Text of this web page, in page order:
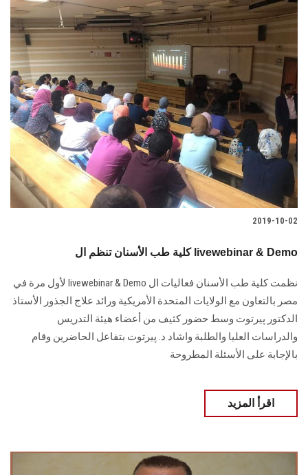
2019-10-02
كلية طب الأسنان تنظم ال livewebinar & Demo
نظمت كلية طب الأسنان فعاليات ال livewebinar & Demo لأول مرة في
مصر بالتعاون مع الولايات المتحدة الأمريكية ورائد علاج الجذور الأستاذ
الدكتور پيرتوت وسط حضور كثيف من أعضاء هيئة التدريس
والدراسات العليا والطلبة واشاد د. پيرتوت بتفاعل الحاضرين وقام
بالإجابة على الأسئلة المطروحة
اقرأ المزيد